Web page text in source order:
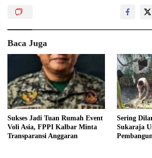
Baca Juga
Sukses Jadi Tuan Rumah Event
Voli Asia, FPPI Kalbar Minta
Transparansi Anggaran
Sering
Sukaraja